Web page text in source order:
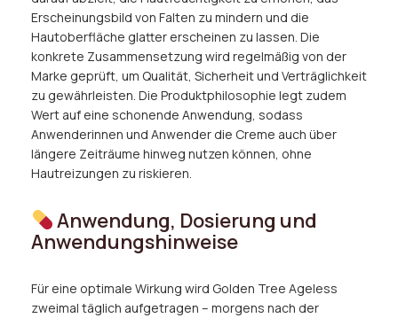
Erscheinungsbild von Falten zu mindern und die
Hautoberfläche glatter erscheinen zu lassen. Die
konkrete Zusammensetzung wird regelmäßig von der
Marke geprüft, um Qualität, Sicherheit und Verträglichkeit
zu gewährleisten. Die Produktphilosophie legt zudem
Wert auf eine schonende Anwendung, sodass
Anwenderinnen und Anwender die Creme auch über
längere Zeiträume hinweg nutzen können, ohne
Hautreizungen zu riskieren.
Anwendung, Dosierung und
Anwendungshinweise
Für eine optimale Wirkung wird Golden Tree Ageless
zweimal täglich aufgetragen – morgens nach der